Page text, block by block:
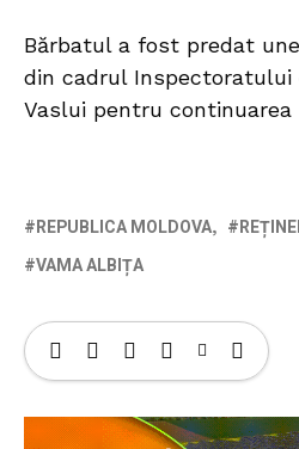
Bărbatul a fost predat
din cadrul Inspectoratului
Vaslui pentru
REPUBLICA MOLDOVA
VAMA ALBIȚA